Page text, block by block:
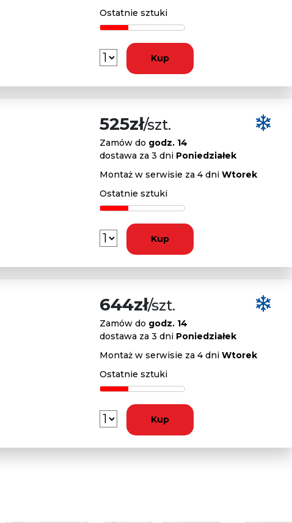
Ostatnie sztuki
Kup
525zł/szt.
Zamów do godz. 14
dostawa za 3 dni Poniedziałek
Montaż w serwisie za 4 dni Wtorek
Ostatnie sztuki
Kup
644zł/szt.
Zamów do godz. 14
dostawa za 3 dni Poniedziałek
Montaż w serwisie za 4 dni Wtorek
Ostatnie sztuki
Kup